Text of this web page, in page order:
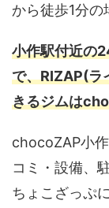
から徒歩1分の
小作駅付近の
で、RIZAP(ラ
きるジムは
chocoZAP小
コミ・設備、
ちょこざっぷ